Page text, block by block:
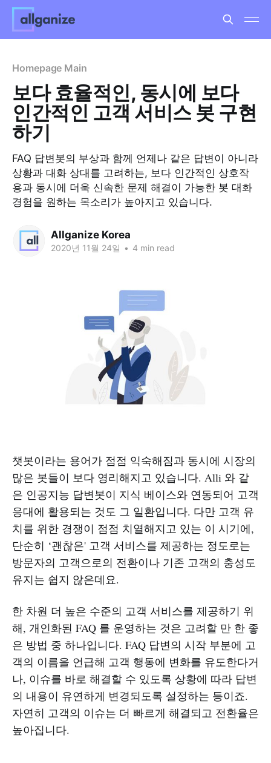
Homepage Main
보다 효율적인, 동시에 보다
인간적인 고객 서비스 봇 구현
하기
FAQ 답변봇의 부상과 함께 언제나 같은 답변이 아니라
상황과 대화 상대를 고려하는, 보다 인간적인 상호작
용과 동시에 더욱 신속한 문제 해결이 가능한 봇 대화
경험을 원하는 목소리가 높아지고 있습니다.
Allganize Korea
2020년 11월 24일 • 4 min read
챗봇이라는 용어가 점점 익숙해짐과 동시에 시장의
많은 봇들이 보다 영리해지고 있습니다. Alli 와 같
은 인공지능 답변봇이 지식 베이스와 연동되어 고객
응대에 활용되는 것도 그 일환입니다. 다만 고객 유
치를 위한 경쟁이 점점 치열해지고 있는 이 시기에,
단순히 ‘괜찮은' 고객 서비스를 제공하는 정도로는
방문자의 고객으로의 전환이나 기존 고객의 충성도
유지는 쉽지 않은데요.
한 차원 더 높은 수준의 고객 서비스를 제공하기 위
해, 개인화된 FAQ 를 운영하는 것은 고려할 만 한 좋
은 방법 중 하나입니다. FAQ 답변의 시작 부분에 고
객의 이름을 언급해 고객 행동에 변화를 유도한다거
나, 이슈를 바로 해결할 수 있도록 상황에 따라 답변
의 내용이 유연하게 변경되도록 설정하는 등이죠.
자연히 고객의 이슈는 더 빠르게 해결되고 전환율은
높아집니다.